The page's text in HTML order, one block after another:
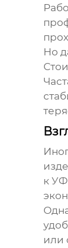
Но
к
или